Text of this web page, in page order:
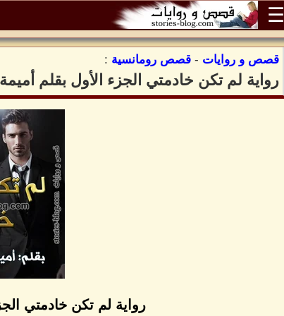
☰
قصص و روايات - قصص رومانسية :
رواية لم تكن خادمتي الجزء الأول بقلم
رواية لم تكن خادمتي